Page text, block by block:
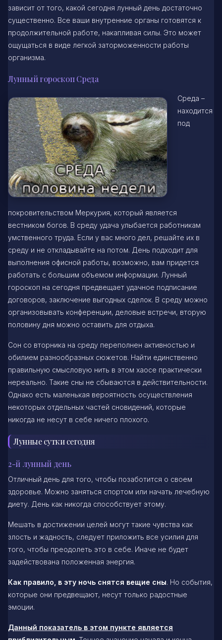
зависит от того, какой сегодня лунный день достаточно
существенно. Все ваши внутренние органы готовятся к
продолжительной работе, накапливая силы. Это может
ощущаться в виде легкой заторможенности работы
организма.
Лунный гороскоп Среда
Среда –
находится
под
покровительством Меркурия, который является
вестником богов. В среду удача улыбается работникам
умственного труда. Если у вас много дел, решайте их в
среду и не откладывайте на потом. День подходит для
выполнения офисной работы, возможно, вам придется
работать с большим объемом информации. Лунный
гороскоп на сегодня предвещает удачное подписание
договоров, заключение выгодных сделок. В среду можно
организовывать конференции, деловые встречи, вторую
половину дня можно оставить для отдыха.
Сон со вторника на среду переполнен активностью и
обилием разнообразных сюжетов. Найти единственно
правильную смысловую нить в этом хаосе практически
нереально. Такие сны не сбываются в действительности.
Однако есть маленькая вероятность осуществления
некоторых отдельных частей сновидений, которые
никогда не несут в себе ничего плохого.
Лунные сутки сегодня
2-й лунный день
Отличный день для того, чтобы позаботится о своем
здоровье. Можно заняться спортом или начать лечебную
диету. День как никогда способствует этому.
Мешать в достижении целей могут такие чувства как
злость и жадность, следует приложить все усилия для
того, чтобы преодолеть это в себе. Иначе не будет
задействована положенная энергия.
Как правило, в эту ночь снятся вещие сны. Но события,
которые они предвещают, несут только радостные
эмоции.
Данный показатель в этом пункте является